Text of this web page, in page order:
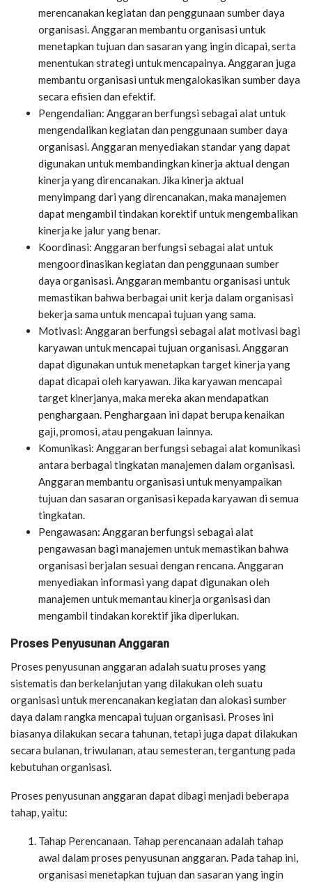
merencanakan kegiatan dan penggunaan sumber daya
organisasi. Anggaran membantu organisasi untuk
menetapkan tujuan dan sasaran yang ingin dicapai, serta
menentukan strategi untuk mencapainya. Anggaran juga
membantu organisasi untuk mengalokasikan sumber daya
secara efisien dan efektif.
Pengendalian: Anggaran berfungsi sebagai alat untuk
mengendalikan kegiatan dan penggunaan sumber daya
organisasi. Anggaran menyediakan standar yang dapat
digunakan untuk membandingkan kinerja aktual dengan
kinerja yang direncanakan. Jika kinerja aktual
menyimpang dari yang direncanakan, maka manajemen
dapat mengambil tindakan korektif untuk mengembalikan
kinerja ke jalur yang benar.
Koordinasi: Anggaran berfungsi sebagai alat untuk
mengoordinasikan kegiatan dan penggunaan sumber
daya organisasi. Anggaran membantu organisasi untuk
memastikan bahwa berbagai unit kerja dalam organisasi
bekerja sama untuk mencapai tujuan yang sama.
Motivasi: Anggaran berfungsi sebagai alat motivasi bagi
karyawan untuk mencapai tujuan organisasi. Anggaran
dapat digunakan untuk menetapkan target kinerja yang
dapat dicapai oleh karyawan. Jika karyawan mencapai
target kinerjanya, maka mereka akan mendapatkan
penghargaan. Penghargaan ini dapat berupa kenaikan
gaji, promosi, atau pengakuan lainnya.
Komunikasi: Anggaran berfungsi sebagai alat komunikasi
antara berbagai tingkatan manajemen dalam organisasi.
Anggaran membantu organisasi untuk menyampaikan
tujuan dan sasaran organisasi kepada karyawan di semua
tingkatan.
Pengawasan: Anggaran berfungsi sebagai alat
pengawasan bagi manajemen untuk memastikan bahwa
organisasi berjalan sesuai dengan rencana. Anggaran
menyediakan informasi yang dapat digunakan oleh
manajemen untuk memantau kinerja organisasi dan
mengambil tindakan korektif jika diperlukan.
Proses Penyusunan Anggaran
Proses penyusunan anggaran adalah suatu proses yang
sistematis dan berkelanjutan yang dilakukan oleh suatu
organisasi untuk merencanakan kegiatan dan alokasi sumber
daya dalam rangka mencapai tujuan organisasi. Proses ini
biasanya dilakukan secara tahunan, tetapi juga dapat dilakukan
secara bulanan, triwulanan, atau semesteran, tergantung pada
kebutuhan organisasi.
Proses penyusunan anggaran dapat dibagi menjadi beberapa
tahap, yaitu:
Tahap Perencanaan. Tahap perencanaan adalah tahap
awal dalam proses penyusunan anggaran. Pada tahap ini,
organisasi menetapkan tujuan dan sasaran yang ingin